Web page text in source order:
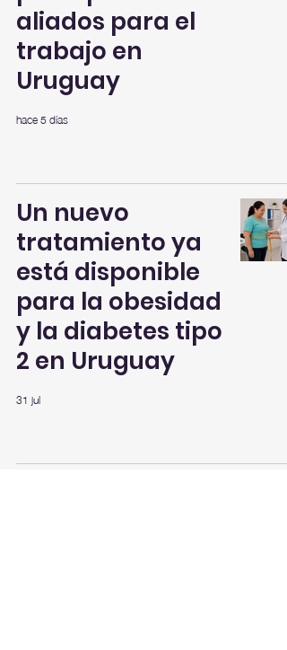
aliados para el
trabajo en
Uruguay
hace 5 días
Un nuevo
tratamiento ya
está disponible
para la obesidad
y la diabetes tipo
2 en Uruguay
31 jul